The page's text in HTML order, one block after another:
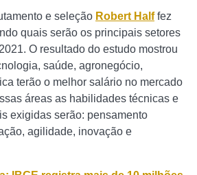
e seleção Robert Halffez
quais serão os principais setores
O resultado do estudo mostrou
saúde, agronegócio,
terão o melhor salário no mercado
áreas as habilidades técnicas e
exigidas serão: pensamento
agilidade, inovação e